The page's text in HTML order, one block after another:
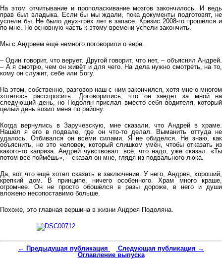
На этом отчитывание и прополаскивание мозгов закончилось. И ведь
прав был владыка. Если бы мы ждали, пока документы подготовят, не
успели бы. Не было двух-трёх лет в запасе. Кризис 2008-го прошёлся и
по мне. Но основную часть к этому времени успели закончить.
Мы с Андреем ещё немного поговорили о вере.
– Один говорит, что верует. Другой говорит, что нет, – объяснял Андрей.
– А я смотрю, чем он живёт и для чего. На дела нужно смотреть, на то,
кому он служит, себе или Богу.
На этом, собственно, разговор наш с ним закончился, хотя мне о многом
хотелось расспросить. Договорились, что он заедет за мной на
следующий день, но Подолян прислал вместо себя водителя, который
целый день возил меня по району.
Когда вернулись в Заручевскую, мне сказали, что Андрей в храме.
Нашёл я его в подвале, где он что-то делал. Выманить оттуда не
удалось. Отбивался он всеми силами. Я не обиделся. Не знаю, как
объяснить, но это человек, который слишком умён, чтобы отказать из
какого-то каприза. Андрей чувствовал: всё, что надо, уже сказал. «Ты
потом всё поймёшь», – сказал он мне, глядя из подвального люка.
Да, вот что ещё хотел сказать в заключение. У него, Андрея, хороший,
крепкий дом. В принципе, ничего особенного. Храм много краше,
огромнее. Он не просто обошёлся в разы дороже, в него и души
вложено несопоставимо больше.
Похоже, это главная вершина в жизни Андрея Подоляна.
← Предыдущая публикация
Следующая публикация →
Оглавление выпуска